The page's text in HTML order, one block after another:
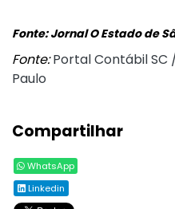
Fonte: Jornal O Estado de
Fonte: Portal Contábil SC
Paulo
Compartilhar
WhatsApp
Linkedin